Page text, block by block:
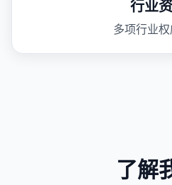
行业
多项行业
了解